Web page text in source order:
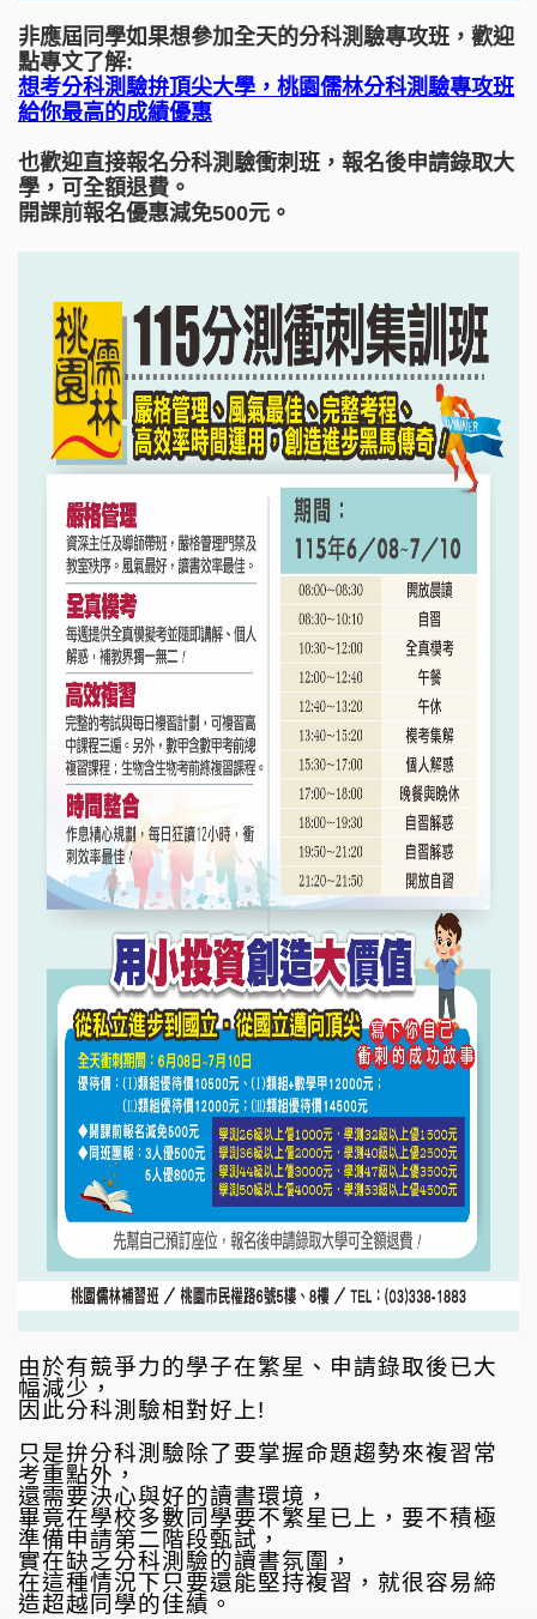
非應屆同學如果想參加全天的分科測驗專攻班，歡迎
點專文了解:
想考分科測驗拚頂尖大學，桃園儒林分科測驗專攻班
給你最高的成績優惠
也歡迎直接報名分科測驗衝刺班，報名後申請錄取大
學，可全額退費。
開課前報名優惠減免500元。
由於有競爭力的學子在繁星、申請錄取後已大
幅減少，
因此分科測驗相對好上!
只是拚分科測驗除了要掌握命題趨勢來複習常
考重點外，
還需要決心與好的讀書環境，
畢竟在學校多數同學要不繁星已上，要不積極
準備申請第二階段甄試，
實在缺乏分科測驗的讀書氛圍，
在這種情況下只要還能堅持複習，就很容易締
造超越同學的佳績。